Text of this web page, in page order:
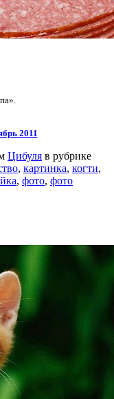
2011
Цибуля в рубрике
, картинка, когти,
, фото, фото